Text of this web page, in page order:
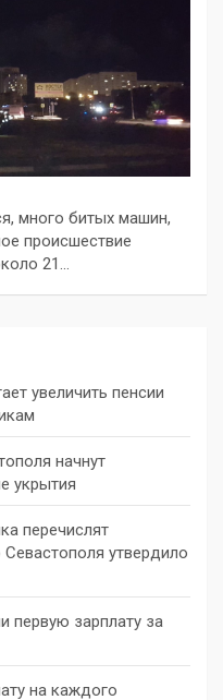
много битых машин,
происшествие
21…
увеличить пенсии
начнут
укрытия
перечислят
Севастополя утвердило
первую зарплату за
на каждого